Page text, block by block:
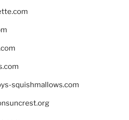
squishmallows.com